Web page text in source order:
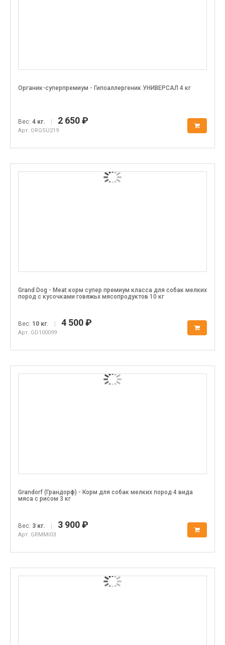
Органик-суперпремиум - Гипоаллергеник УНИВЕРСАЛ 4 кг
Вес: 4 кг. 2 650 ₽
Арт. ORGSU219
Grand Dog - Meat корм супер премиум класса для собак мелких
пород с кусочками говяжьх мясопродуктов 10 кг
Вес: 10 кг. 4 500 ₽
Арт. GD100099
Grandorf (Грандорф) - Корм для собак мелких пород 4 вида
мяса с рисом 3 кг
Вес: 3 кг. 3 900 ₽
Арт. GRMMI03